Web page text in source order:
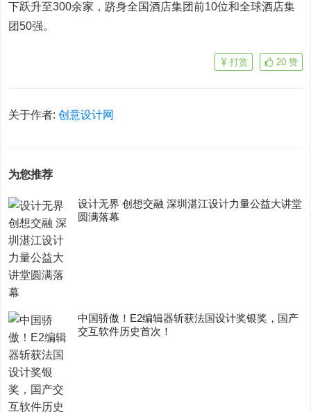
下跃升至300余家，跻身全国酒店集团前10位和全球酒店集
团50强。
20 赞
打赏
关于作者:创意设计网
为您推荐
设计无界 创想交融 深圳湛江设计力量公益大讲堂
圆满落幕
中国骄傲！E2编辑器斩获法国设计奖银奖，国产
交互软件历史首次！